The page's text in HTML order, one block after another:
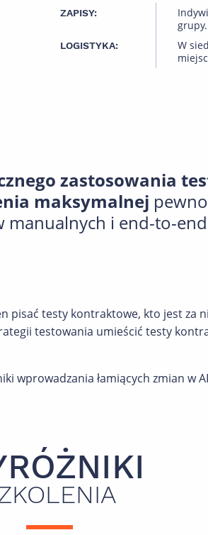
ZAPISY:
grupy.
LOGISTYKA:
W
zastosowania
maksymalnej
i end-to-
pisać testy kontraktowe, kto jest za
testowania umieścić testy
wprowadzania łamiących zmian w